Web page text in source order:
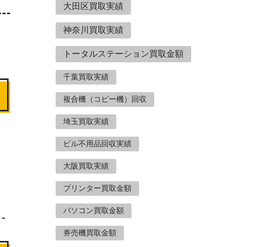
大田区買取実績
神奈川買取実績
トータルステーション買取金額
千葉買取実績
複合機（コピー機）回収
埼玉買取実績
ビル不用品回収実績
大阪買取実績
プリンター買取金額
パソコン買取金額
券売機買取金額